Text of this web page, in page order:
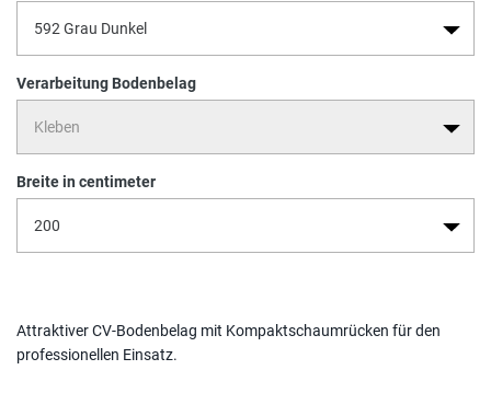
Attraktiver CV-Bodenbelag mit Kompaktschaumrücken für den
professionellen Einsatz.
Verarbeitung Bodenbelag
Breite in centimeter